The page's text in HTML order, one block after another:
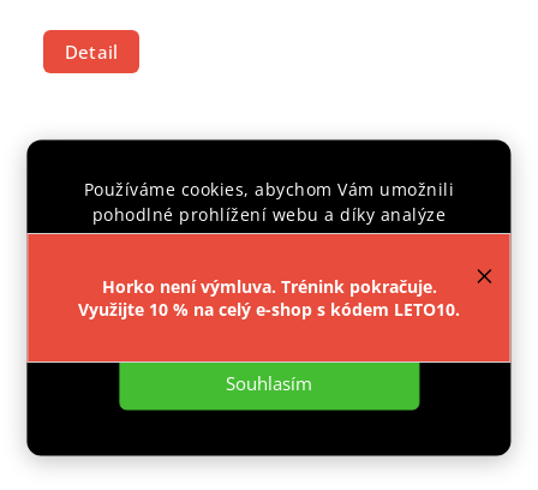
Používáme cookies, abychom Vám umožnili
pohodlné prohlížení webu a díky analýze
provozu webu neustále zlepšovali jeho funkce,
Nastavení
Souhlasím
Horko není výmluva. Trénink pokračuje.
Využijte 10 % na celý e-shop s kódem LETO10.
Detail